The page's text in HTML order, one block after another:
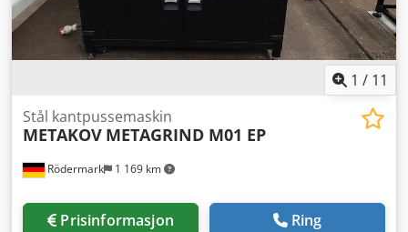
100 mm Pinolslag 200 mm Pinolopptak MK 5 Totalt
effektbehov 30 kVA Maskinvekt ca. 5,7 t Plassbehov ca. 5,0 x
3,5 x 2,0 m Syklusstyrt dreiebenk WEILER - E 60 / 2000
1 / 11
Rödermark 1 169 km
Stål kantpussemaskin
METAKOV METAGRIND M01 EP
Prisinformasjon Ring